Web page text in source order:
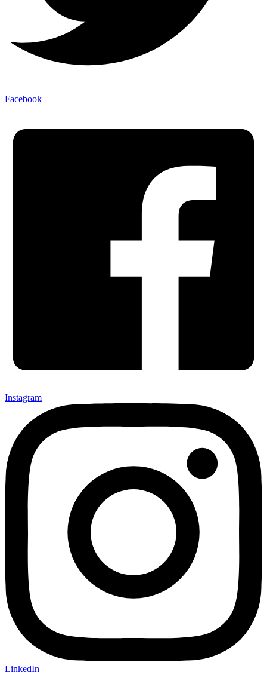
Facebook
Instagram
LinkedIn